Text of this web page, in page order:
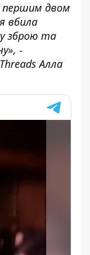
першим двом
вбила
зброю та
-
Алла